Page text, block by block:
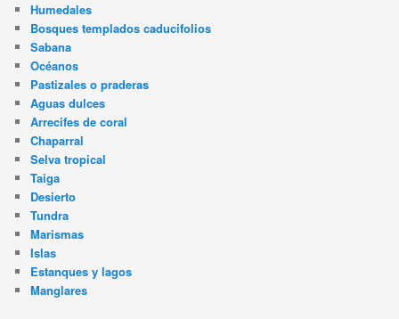
Humedales
Bosques templados caducifolios
Sabana
Océanos
Pastizales o praderas
Aguas dulces
Arrecifes de coral
Chaparral
Selva tropical
Taiga
Desierto
Tundra
Marismas
Islas
Estanques y lagos
Manglares